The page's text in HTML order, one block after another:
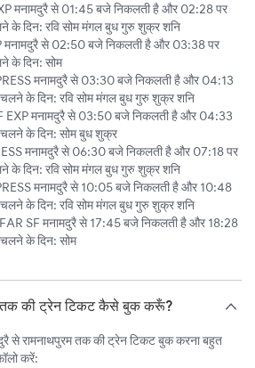
मनामदुरै से 01:45 बजे निकलती है और 02:28 पर
के दिन: रवि सोम मंगल बुध गुरु शुक्र शनि
से 02:50 बजे निकलती है और 03:38 पर
के दिन: सोम
मनामदुरै से 03:30 बजे निकलती है और 04:13
चलने के दिन: रवि सोम मंगल बुध गुरु शुक्र शनि
EXP मनामदुरै से 03:50 बजे निकलती है और 04:33
चलने के दिन: सोम बुध शुक्र
मनामदुरै से 06:30 बजे निकलती है और 07:18 पर
के दिन: रवि सोम मंगल बुध गुरु शुक्र शनि
मनामदुरै से 10:05 बजे निकलती है और 10:48
चलने के दिन: रवि सोम मंगल बुध गुरु शुक्र शनि
SF मनामदुरै से 17:45 बजे निकलती है और 18:28
के दिन: सोम
तक की ट्रेन टिकट कैसे बुक करूँ?
रामनाथपुरम तक की ट्रेन टिकट बुक करना बहुत
करें: